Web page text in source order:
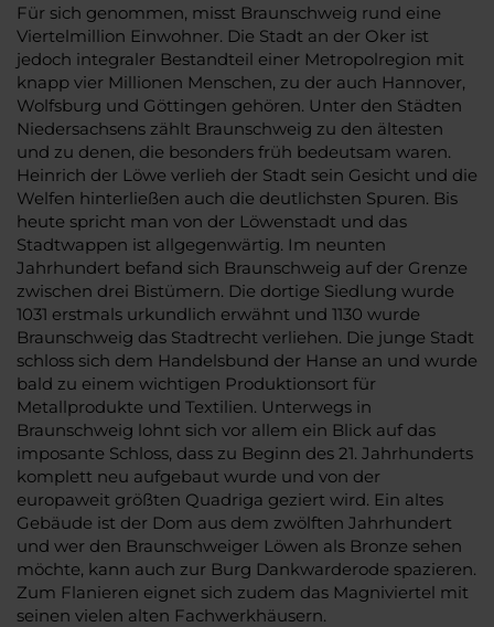
Für sich genommen, misst Braunschweig rund eine
Viertelmillion Einwohner. Die Stadt an der Oker ist
jedoch integraler Bestandteil einer Metropolregion mit
knapp vier Millionen Menschen, zu der auch Hannover,
Wolfsburg und Göttingen gehören. Unter den Städten
Niedersachsens zählt Braunschweig zu den ältesten
und zu denen, die besonders früh bedeutsam waren.
Heinrich der Löwe verlieh der Stadt sein Gesicht und die
Welfen hinterließen auch die deutlichsten Spuren. Bis
heute spricht man von der Löwenstadt und das
Stadtwappen ist allgegenwärtig. Im neunten
Jahrhundert befand sich Braunschweig auf der Grenze
zwischen drei Bistümern. Die dortige Siedlung wurde
1031 erstmals urkundlich erwähnt und 1130 wurde
Braunschweig das Stadtrecht verliehen. Die junge Stadt
schloss sich dem Handelsbund der Hanse an und wurde
bald zu einem wichtigen Produktionsort für
Metallprodukte und Textilien. Unterwegs in
Braunschweig lohnt sich vor allem ein Blick auf das
imposante Schloss, dass zu Beginn des 21. Jahrhunderts
komplett neu aufgebaut wurde und von der
europaweit größten Quadriga geziert wird. Ein altes
Gebäude ist der Dom aus dem zwölften Jahrhundert
und wer den Braunschweiger Löwen als Bronze sehen
möchte, kann auch zur Burg Dankwarderode spazieren.
Zum Flanieren eignet sich zudem das Magniviertel mit
seinen vielen alten Fachwerkhäusern.